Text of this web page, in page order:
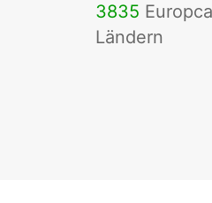
3835
Ländern